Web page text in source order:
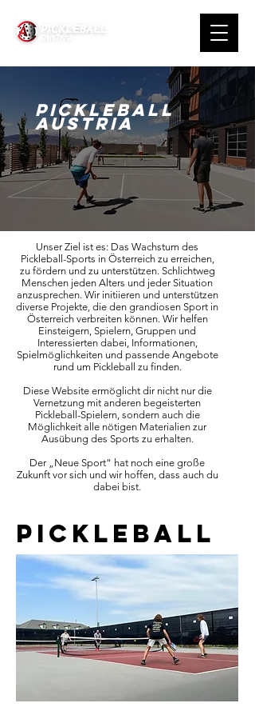
Pickleball
austria
Unser Ziel ist es: Das Wachstum des
Pickleball-Sports in Österreich zu erreichen,
zu fördern und zu unterstützen. Schlichtweg
Menschen jeden Alters und jeder Situation
anzusprechen. Wir initiieren und unterstützen
diverse Projekte, die den grandiosen Sport in
Österreich verbreiten können. Wir helfen
Einsteigern, Spielern, Gruppen und
Interessierten dabei, Informationen,
Spielmöglichkeiten und passende Angebote
rund um Pickleball zu finden.
Diese Website ermöglicht dir nicht nur die
Vernetzung mit anderen begeisterten
Pickleball-Spielern, sondern auch die
Möglichkeit alle nötigen Materialien zur
Ausübung des Sports zu erhalten.
Der „Neue Sport“ hat noch eine große
Zukunft vor sich und wir hoffen, dass auch du
dabei bist.
pickleball